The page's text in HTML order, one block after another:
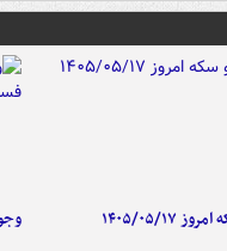
۰۵/۱۷